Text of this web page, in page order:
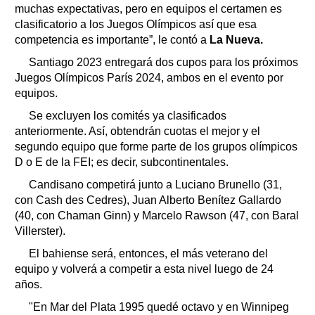
muchas expectativas, pero en equipos el certamen es
clasificatorio a los Juegos Olímpicos así que esa
competencia es importante”, le contó a La Nueva.
Santiago 2023 entregará dos cupos para los próximos
Juegos Olímpicos París 2024, ambos en el evento por
equipos.
Se excluyen los comités ya clasificados
anteriormente. Así, obtendrán cuotas el mejor y el
segundo equipo que forme parte de los grupos olímpicos
D o E de la FEI; es decir, subcontinentales.
Candisano competirá junto a Luciano Brunello (31,
con Cash des Cedres), Juan Alberto Benítez Gallardo
(40, con Chaman Ginn) y Marcelo Rawson (47, con Baral
Villerster).
El bahiense será, entonces, el más veterano del
equipo y volverá a competir a esta nivel luego de 24
años.
"En Mar del Plata 1995 quedé octavo y en Winnipeg